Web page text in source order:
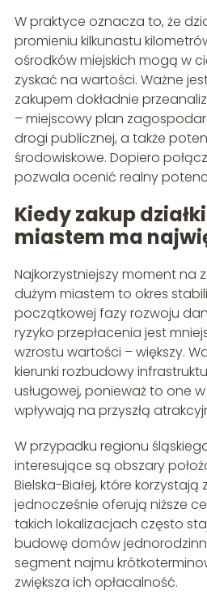
W praktyce oznacza to, że
promieniu kilkunastu
ośrodków miejskich mogą w
zyskać na wartości. Ważne
zakupem dokładnie
– miejscowy plan
drogi publicznej, a także
środowiskowe. Dopiero
pozwala ocenić realny
Kiedy zakup
miastem ma
Najkorzystniejszy moment na
dużym miastem to okres
początkowej fazy rozwoju
ryzyko przepłacenia jest
wzrostu wartości – większy.
kierunki rozbudowy
usługowej, ponieważ to one
wpływają na przyszłą
W przypadku regionu
interesujące są obszary
Bielska-Białej, które
jednocześnie oferują niższe
takich lokalizacjach często
budowę domów
segment najmu
zwiększa ich opłacalność.